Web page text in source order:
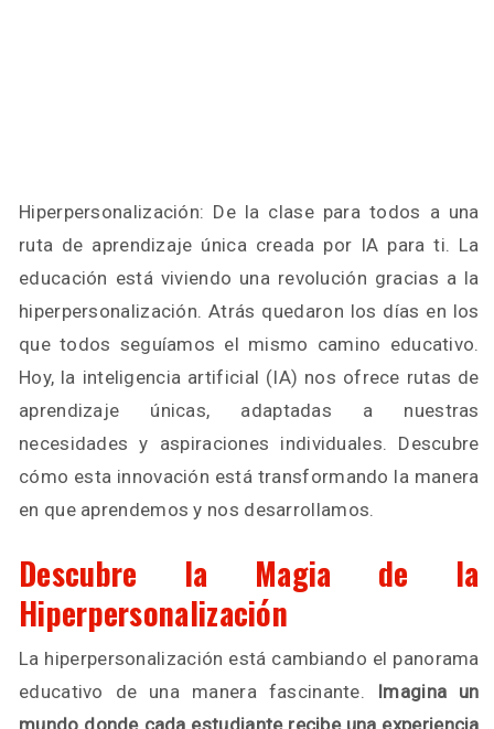
Hiperpersonalización: De la clase para todos a una
ruta de aprendizaje única creada por IA para ti. La
educación está viviendo una revolución gracias a la
hiperpersonalización. Atrás quedaron los días en los
que todos seguíamos el mismo camino educativo.
Hoy, la inteligencia artificial (IA) nos ofrece rutas de
aprendizaje únicas, adaptadas a nuestras
necesidades y aspiraciones individuales. Descubre
cómo esta innovación está transformando la manera
en que aprendemos y nos desarrollamos.
Descubre la Magia de la
Hiperpersonalización
La hiperpersonalización está cambiando el panorama
educativo de una manera fascinante. Imagina un
mundo donde cada estudiante recibe una experiencia